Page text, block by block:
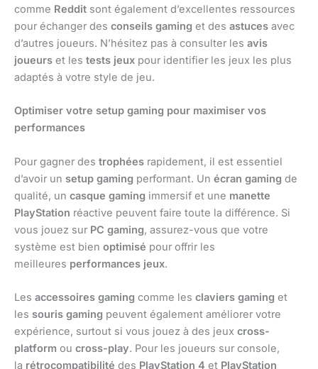
comme Reddit sont également d’excellentes ressources
pour échanger des conseils gaming et des astuces avec
d’autres joueurs. N’hésitez pas à consulter les avis
joueurs et les tests jeux pour identifier les jeux les plus
adaptés à votre style de jeu.
Optimiser votre setup gaming pour maximiser vos
performances
Pour gagner des trophées rapidement, il est essentiel
d’avoir un setup gaming performant. Un écran gaming de
qualité, un casque gaming immersif et une manette
PlayStation réactive peuvent faire toute la différence. Si
vous jouez sur PC gaming, assurez-vous que votre
système est bien optimisé pour offrir les
meilleures performances jeux.
Les accessoires gaming comme les claviers gaming et
les souris gaming peuvent également améliorer votre
expérience, surtout si vous jouez à des jeux cross-
platform ou cross-play. Pour les joueurs sur console,
la rétrocompatibilité des PlayStation 4 et PlayStation